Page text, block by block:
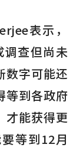
表示，
调查但尚未
数字可能还
等到各政府
才能获得更
等到12月